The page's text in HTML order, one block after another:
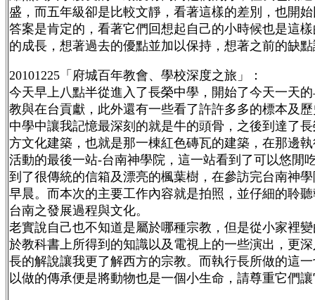
盛，而五年級卻是比較文靜，看著這樣的差別，也開
答案是肯定的，看著它們回想起自己的小時候也是這
的成長，想著過去的優點並加以保持，想著之前的缺
20101225「府城百年教會、學校深度之旅」：
今天早上八點半從進入了長榮中學，開始了今天一天
教與在台貢獻，此外還有一些看了許許多多的標本及
中學中讓我記憶最深刻的就是牛的頭骨，之後到達了
方文化建築，也就是那一棟紅色磚瓦的建築，在那邊
活動的最後一站-台南神學院，這一站看到了可以悠閒
到了很傳統的信箱及漂亮的楓葉樹，在參訪完台南神
早晨。而本次的主要工作內容就是拍照，並仔細的聆
台南之發展過程與文化。
老實說自己也不知道是屬於哪種宗教，但是從小家裡
於教科書上所得到的知識以及電視上的一些演出，更
長的解說讓我更了解西方的宗教。而執行長所做的這
以做的傳承便是將動物也是一個小生命，請尊重它們